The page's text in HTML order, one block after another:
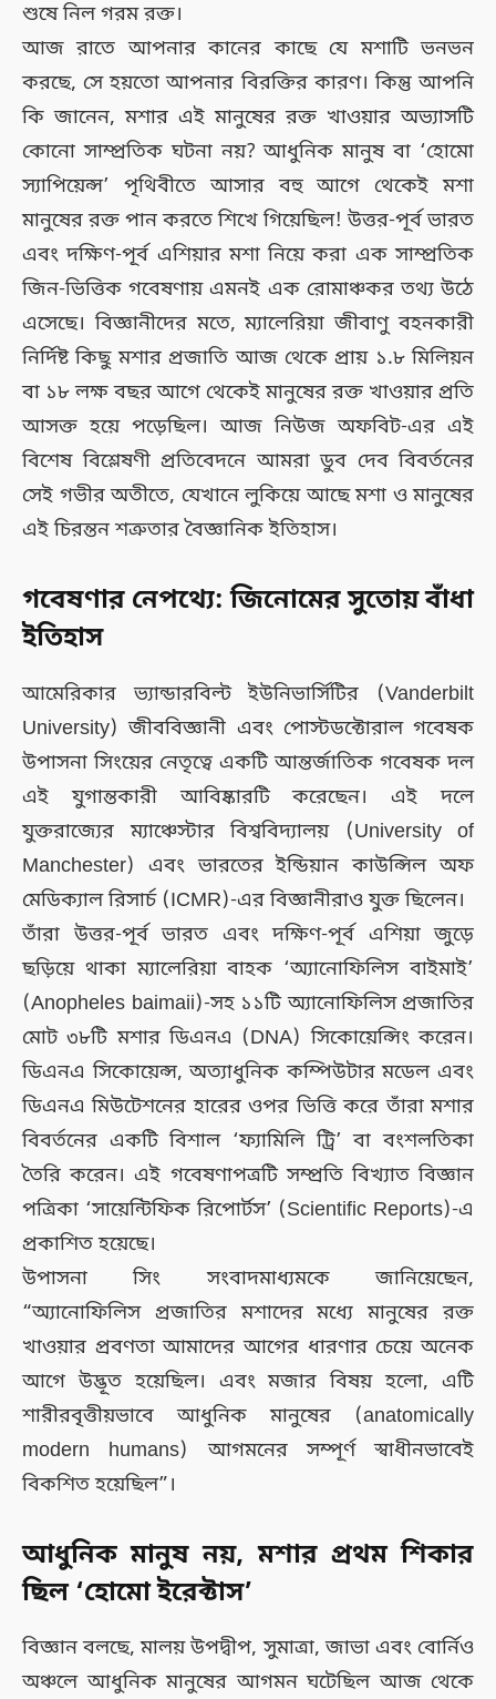
শুষে নিল গরম রক্ত।
আজ রাতে আপনার কানের কাছে যে মশাটি ভনভন
করছে, সে হয়তো আপনার বিরক্তির কারণ। কিন্তু আপনি
কি জানেন, মশার এই মানুষের রক্ত খাওয়ার অভ্যাসটি
কোনো সাম্প্রতিক ঘটনা নয়? আধুনিক মানুষ বা ‘হোমো
স্যাপিয়েন্স’ পৃথিবীতে আসার বহু আগে থেকেই মশা
মানুষের রক্ত পান করতে শিখে গিয়েছিল! উত্তর-পূর্ব ভারত
এবং দক্ষিণ-পূর্ব এশিয়ার মশা নিয়ে করা এক সাম্প্রতিক
জিন-ভিত্তিক গবেষণায় এমনই এক রোমাঞ্চকর তথ্য উঠে
এসেছে। বিজ্ঞানীদের মতে, ম্যালেরিয়া জীবাণু বহনকারী
নির্দিষ্ট কিছু মশার প্রজাতি আজ থেকে প্রায় ১.৮ মিলিয়ন
বা ১৮ লক্ষ বছর আগে থেকেই মানুষের রক্ত খাওয়ার প্রতি
আসক্ত হয়ে পড়েছিল। আজ নিউজ অফবিট-এর এই
বিশেষ বিশ্লেষণী প্রতিবেদনে আমরা ডুব দেব বিবর্তনের
সেই গভীর অতীতে, যেখানে লুকিয়ে আছে মশা ও মানুষের
এই চিরন্তন শত্রুতার বৈজ্ঞানিক ইতিহাস।
গবেষণার নেপথ্যে: জিনোমের সুতোয় বাঁধা
ইতিহাস
আমেরিকার ভ্যান্ডারবিল্ট ইউনিভার্সিটির (Vanderbilt
University) জীববিজ্ঞানী এবং পোস্টডক্টোরাল গবেষক
উপাসনা সিংয়ের নেতৃত্বে একটি আন্তর্জাতিক গবেষক দল
এই যুগান্তকারী আবিষ্কারটি করেছেন। এই দলে
যুক্তরাজ্যের ম্যাঞ্চেস্টার বিশ্ববিদ্যালয় (University of
Manchester) এবং ভারতের ইন্ডিয়ান কাউন্সিল অফ
মেডিক্যাল রিসার্চ (ICMR)-এর বিজ্ঞানীরাও যুক্ত ছিলেন।
তাঁরা উত্তর-পূর্ব ভারত এবং দক্ষিণ-পূর্ব এশিয়া জুড়ে
ছড়িয়ে থাকা ম্যালেরিয়া বাহক ‘অ্যানোফিলিস বাইমাই’
(Anopheles baimaii)-সহ ১১টি অ্যানোফিলিস প্রজাতির
মোট ৩৮টি মশার ডিএনএ (DNA) সিকোয়েন্সিং করেন।
ডিএনএ সিকোয়েন্স, অত্যাধুনিক কম্পিউটার মডেল এবং
ডিএনএ মিউটেশনের হারের ওপর ভিত্তি করে তাঁরা মশার
বিবর্তনের একটি বিশাল ‘ফ্যামিলি ট্রি’ বা বংশলতিকা
তৈরি করেন। এই গবেষণাপত্রটি সম্প্রতি বিখ্যাত বিজ্ঞান
পত্রিকা ‘সায়েন্টিফিক রিপোর্টস’ (Scientific Reports)-এ
প্রকাশিত হয়েছে।
উপাসনা সিং সংবাদমাধ্যমকে জানিয়েছেন,
“অ্যানোফিলিস প্রজাতির মশাদের মধ্যে মানুষের রক্ত
খাওয়ার প্রবণতা আমাদের আগের ধারণার চেয়ে অনেক
আগে উদ্ভূত হয়েছিল। এবং মজার বিষয় হলো, এটি
শারীরবৃত্তীয়ভাবে আধুনিক মানুষের (anatomically
modern humans) আগমনের সম্পূর্ণ স্বাধীনভাবেই
বিকশিত হয়েছিল”।
আধুনিক মানুষ নয়, মশার প্রথম শিকার
ছিল ‘হোমো ইরেক্টাস’
বিজ্ঞান বলছে, মালয় উপদ্বীপ, সুমাত্রা, জাভা এবং বোর্নিও
অঞ্চলে আধুনিক মানুষের আগমন ঘটেছিল আজ থেকে